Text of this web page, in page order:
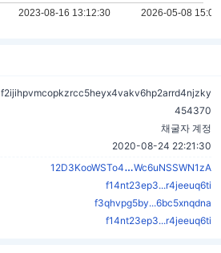
f2ijihpvmcopkzrcc5heyx4vakv6hp2arrd4njzky
454370
채굴자 계정
2020-08-24 22:21:30
12D3KooWSTo4
Wc6uNSSWN1zA
f14nt23ep3...r4jeeuq6ti
f3qhvpg5by...6bc5xnqdna
f14nt23ep3...r4jeeuq6ti